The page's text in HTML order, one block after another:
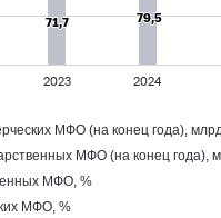
71,7
71,7 79,5
79,5
2023 2024
МФО (на конец года),
МФО (на конец года),
МФО, %
МФО, %